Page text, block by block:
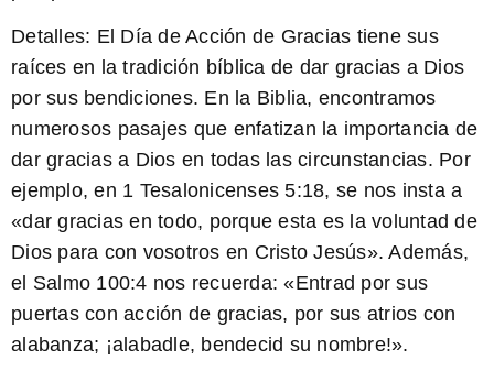
Detalles: El Día de Acción de Gracias tiene sus
raíces en la tradición bíblica de dar gracias a Dios
por sus bendiciones. En la Biblia, encontramos
numerosos pasajes que enfatizan la importancia de
dar gracias a Dios en todas las circunstancias. Por
ejemplo, en 1 Tesalonicenses 5:18, se nos insta a
«dar gracias en todo, porque esta es la voluntad de
Dios para con vosotros en Cristo Jesús». Además,
el Salmo 100:4 nos recuerda: «Entrad por sus
puertas con acción de gracias, por sus atrios con
alabanza; ¡alabadle, bendecid su nombre!».